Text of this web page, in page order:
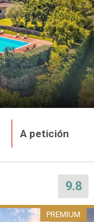
A petición
9.8
PREMIUM